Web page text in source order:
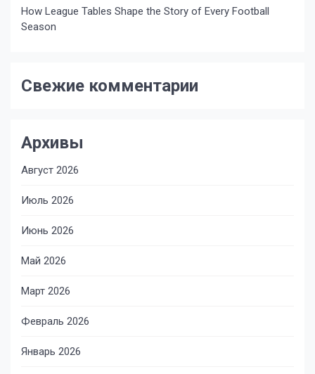
How League Tables Shape the Story of Every Football
Season
Свежие комментарии
Архивы
Август 2026
Июль 2026
Июнь 2026
Май 2026
Март 2026
Февраль 2026
Январь 2026